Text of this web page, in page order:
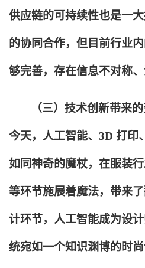
供应链的可持续性也是一
的协同合作，但目前行业
够完善，存在信息不对称、
（三）技术创新带来
今天，人工智能、3D 打印
如同神奇的魔杖，在服装
等环节施展着魔法，带来
计环节，人工智能成为设
统宛如一个知识渊博的时